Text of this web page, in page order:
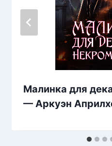
Малинка для
— Аркуэн